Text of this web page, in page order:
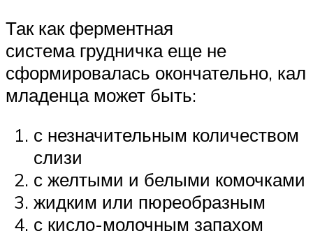
Так как ферментная
система грудничка еще не
сформировалась окончательно, кал
младенца может быть:
с незначительным количеством
слизи
с желтыми и белыми комочками
жидким или пюреобразным
с кисло-молочным запахом